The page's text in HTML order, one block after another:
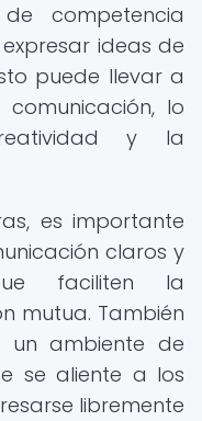
competencia
ideas de
puede llevar a
lo
y la
es importante
claros y
faciliten la
mutua. También
un ambiente de
se aliente a los
libremente